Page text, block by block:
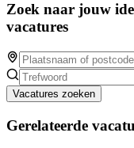
Zoek naar jouw
vacatures
Vacatures zoeken
Gerelateerde